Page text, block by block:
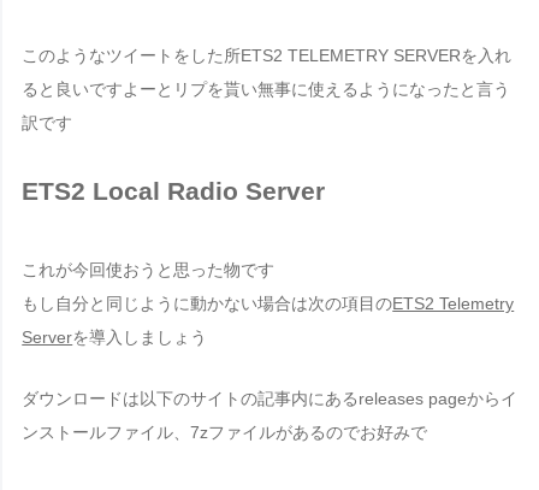
このようなツイートをした所ETS2 TELEMETRY SERVERを入れ
ると良いですよーとリプを貰い無事に使えるようになったと言う
訳です
ETS2 Local Radio Server
これが今回使おうと思った物です
もし自分と同じように動かない場合は次の項目のETS2 Telemetry
Serverを導入しましょう
ダウンロードは以下のサイトの記事内にあるreleases pageからイ
ンストールファイル、7zファイルがあるのでお好みで